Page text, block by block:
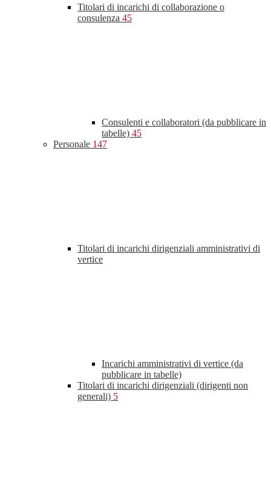
Titolari di incarichi di collaborazione o
consulenza 45
Consulenti e collaboratori (da pubblicare in
tabelle) 45
Personale 147
Titolari di incarichi dirigenziali amministrativi di
vertice
Incarichi amministrativi di vertice (da
pubblicare in tabelle)
Titolari di incarichi dirigenziali (dirigenti non
generali) 5